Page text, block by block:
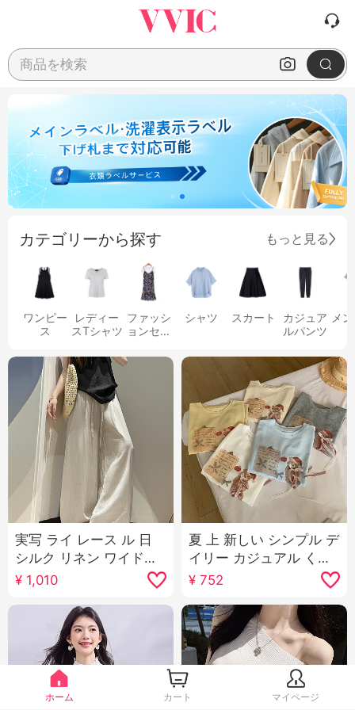
商品を検索
カテゴリーから探す もっと見る
ワンピー
ス
レディー
スTシャツ
ファッシ
ョンセッ
シャツ スカート
カジュア
ルパンツ
メ
実写 ライ レース ル 日
シルク リネン ワイドパ
ンツ女 夏 薄手 ルーズフ
ィット カジュアル 垂 感
日焼け止め 曲げナイフ
コットンリネン ズボン
¥ 1,010
夏 上 新しい シンプル デ
イリー カジュアル くま
パターン リボン ルーズ
フィット マイナー 半袖
Tシャツ 韓国風 ニット
トップス
¥752
ホーム カート マイページ